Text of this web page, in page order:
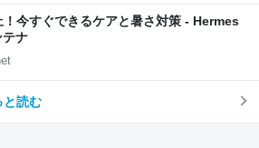
今すぐできるケアと暑さ対策 - Hermes
ナ
と読む